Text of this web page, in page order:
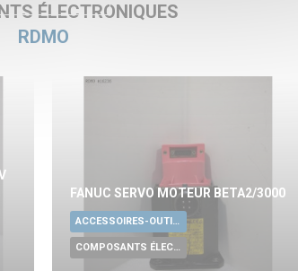
ÉLECTRONIQUES
RDMO
FANUC SERVO MOTEUR BETA2/3000
ACCESSOIRES-OUTILLAGE UNIVERSELS
COMPOSANTS ÉLECTRONIQUES